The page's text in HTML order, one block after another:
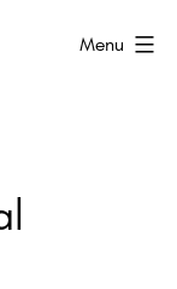
Menu